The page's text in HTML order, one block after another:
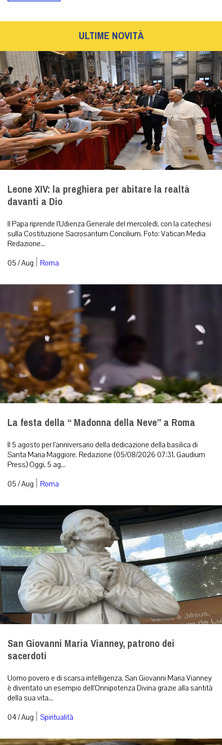
ULTIME NOVITÀ
Leone XIV: la preghiera per abitare la realtà
davanti a Dio
Il Papa riprende l’Udienza Generale del mercoledì, con la catechesi
sulla Costituzione Sacrosantum Concilium. Foto: Vatican Media
Redazione...
05 / Aug | Roma
La festa della “ Madonna della Neve” a Roma
Il 5 agosto per l’anniversario della dedicazione della basilica di
Santa Maria Maggiore. Redazione (05/08/2026 07:31, Gaudium
Press) Oggi, 5 ag...
05 / Aug | Roma
San Giovanni Maria Vianney, patrono dei
sacerdoti
Uomo povero e di scarsa intelligenza, San Giovanni Maria Vianney
è diventato un esempio dell’Onnipotenza Divina grazie alla santità
della sua vita...
04 / Aug | Spiritualità